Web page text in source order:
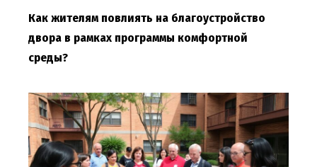
Как жителям повлиять на благоустройство
двора в рамках программы комфортной
среды?